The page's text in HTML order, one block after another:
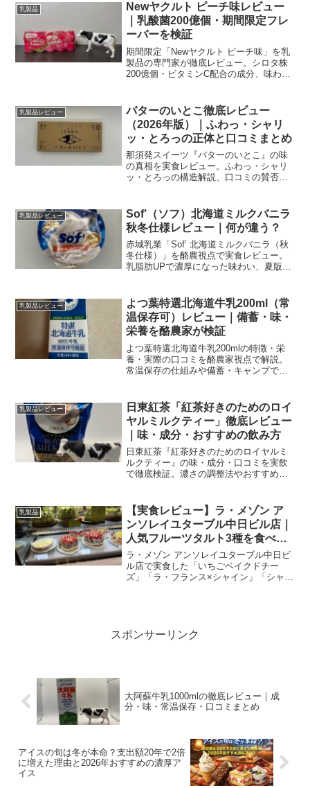
乳製品
Newヤクルト ピーチ味レビュー
｜乳酸菌200億個・期間限定フレ
ーバーを検証
期間限定「Newヤクルト ピーチ味」を乳
製品の専門家が徹底レビュー。シロタ株
200億個・ビタミンC配合の成分、味わ
乳製品レビュー
バターのいとこ徹底レビュー
（2026年版）｜ふわっ・シャリ
ッ・とろっの正体と口コミまとめ
那須発スイーツ『バターのいとこ』の味
の真相を実食レビュー。ふわっ・シャリ
ッ・とろっの構造解説、口コミの賛否、
乳製品レビュー
Sof’（ソフ）北海道ミルクバニラ
秋冬仕様レビュー｜何が違う？
赤城乳業「Sof’ 北海道ミルクバニラ（秋
冬仕様）」を酪農視点で実食レビュー。
乳脂肪UPで濃厚になった味わい、夏版と
乳製品レビュー
よつ葉特選北海道牛乳200ml（常
温保存可）レビュー｜備蓄・味・
栄養を酪農家が検証
よつ葉特選北海道牛乳200mlの特徴・栄
養・実際の口コミを酪農家視点で解説。
常温保存の仕組みや備蓄・キャンプでの
乳製品レビュー
日東紅茶「紅茶好きのためのロイ
ヤルミルクティー」徹底レビュー
｜味・成分・おすすめの飲み方
日東紅茶『紅茶好きのためのロイヤルミ
ルクティー』の味・成分・口コミを実飲
で徹底検証。濃さの調整法やおすすめア
乳製品
【実食レビュー】ラ・メゾン ア
ンソレイユターブル中日ビル店｜
人気フルーツタルト3種を食べ比
べ
ラ・メゾン アンソレイユターブル中日ビ
ル店で実食した「いちごベイクドチー
ズ」「ラ・フランス×シャイン」「シャイ
スポンサーリンク
大阿蘇牛乳1000mlの徹底レビュー｜成
分・味・常温保存・口コミまとめ
アイスの旬は冬が本命？支出額20年で2倍
に増えた理由と2026年おすすめの濃厚ア
イス